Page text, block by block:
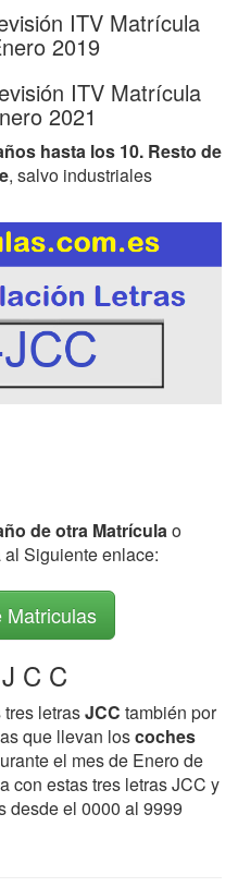
ITV Matrícula
2019
ITV Matrícula
2021
hasta los 10. Resto de
, salvo industriales
de otra Matrículao
Siguiente enlace:
Matriculas
C C
letrasJCC también por
que llevan loscoches
el mes de Enero de
con estas tres letras JCC y
desde el 0000 al 9999